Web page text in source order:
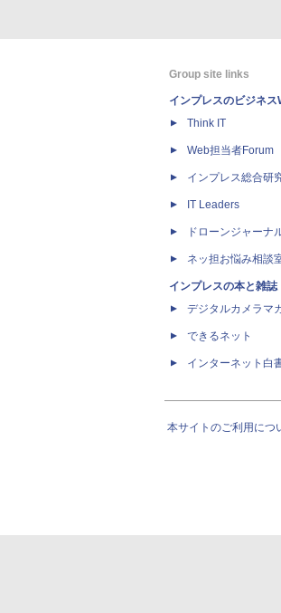
Group site links
インプレスのビジネス
Think IT
Web担当者Forum
インプレス総合研
IT Leaders
ドローンジャーナ
ネッ担お悩み相談
インプレスの本と雑誌
デジタルカメラマ
できるネット
インターネット白
本サイトのご利用につ